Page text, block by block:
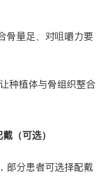
骨量足、对咀嚼力要
种植体与骨组织整合
（可选）
部分患者可选择配戴